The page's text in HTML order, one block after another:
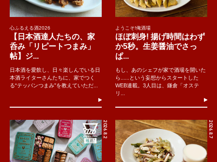
心ふるえる酒2026
【日本酒達人たちの、家
呑み「リピートつまみ」
帖】ジ...
日本酒を愛飲し、日々楽しんでいる日
本酒ライターさんたちに、家でつく
る“テッパンつまみ”を教えていただ...
ようこそ!俺酒場
ほぼ刺身! 揚げ時間はわず
か5秒。生姜醤油でさっ
ぱ...
もし、あのシェフが家で酒場を開いた
ら......という妄想からスタートした
WEB連載。3人目は、鎌倉「オステ
リ...
2026.8.2 2026.8.7